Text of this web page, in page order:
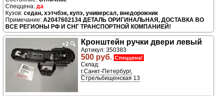
да
седан, хэтчбэк, купэ, универсал, внедорожник
A2047602134 ДЕТАЛЬ ОРИГИНАЛЬНАЯ, ДОСТАВКА ВО
ВСЕ РЕГИОНЫ РФ И СНГ ТРАНСПОРТНОЙ КОМПАНИЕЙ!
+2 🔍 Кронштейн ручки двери левый
Артикул: 350383
500 руб. Спеццена!
Склад:
г.Санкт-Петербург,
Стрельбищенская 13